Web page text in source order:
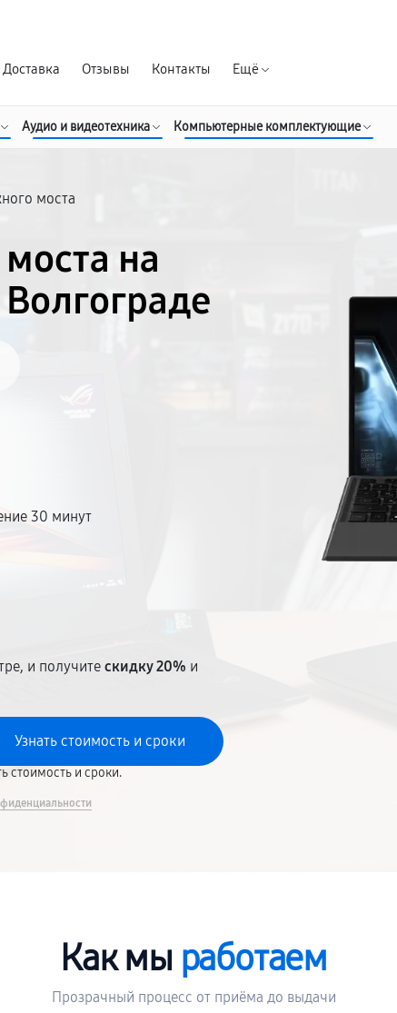
Доставка Отзывы Контакты Ещё
Аудио и видеотехника Компьютерные комплектующие
моста
на
30 минут
и получитескидку 20% и
стоимость и сроки.
Как мы работаем
Прозрачный процесс от приёма до выдачи